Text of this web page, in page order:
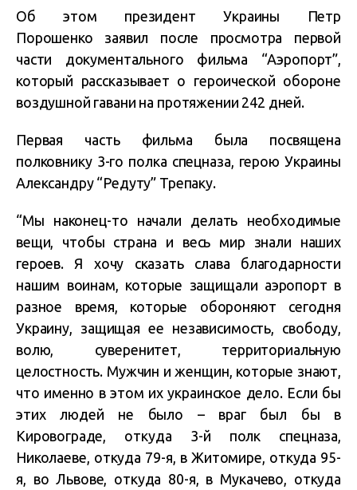
Об этом президент Украины Петр
Порошенко заявил после просмотра первой
части документального фильма “Аэропорт”,
который рассказывает о героической обороне
воздушной гавани на протяжении 242 дней.
Первая часть фильма была посвящена
полковнику 3-го полка спецназа, герою Украины
Александру “Редуту” Трепаку.
“Мы наконец-то начали делать необходимые
вещи, чтобы страна и весь мир знали наших
героев. Я хочу сказать слава благодарности
нашим воинам, которые защищали аэропорт в
разное время, которые обороняют сегодня
Украину, защищая ее независимость, свободу,
волю, суверенитет, территориальную
целостность. Мужчин и женщин, которые знают,
что именно в этом их украинское дело. Если бы
этих людей не было – враг был бы в
Кировограде, откуда 3-й полк спецназа,
Николаеве, откуда 79-я, в Житомире, откуда 95-
я, во Львове, откуда 80-я, в Мукачево, откуда